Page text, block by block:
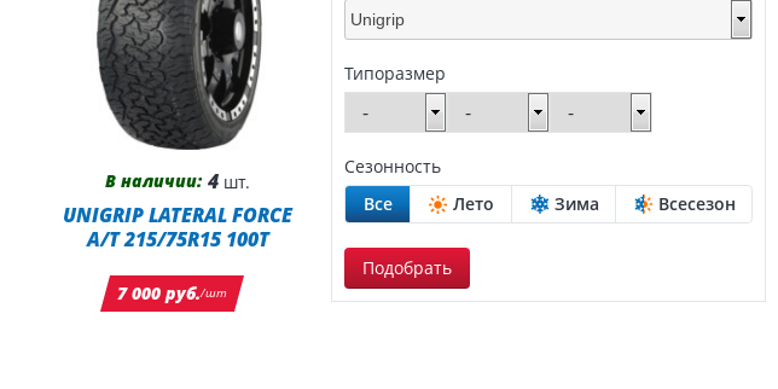
В наличии: 4 шт.
UNIGRIP LATERAL FORCE
A/T 215/75R15 100T
7 000 руб./шт
Unigrip
Типоразмер
Сезонность
Все
Лето Зима Всесезон
Подобрать